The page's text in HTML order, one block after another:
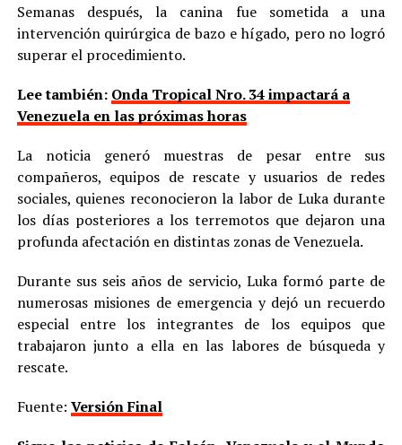
Semanas después, la canina fue sometida a una
intervención quirúrgica de bazo e hígado, pero no logró
superar el procedimiento.
Lee también: Onda Tropical Nro. 34 impactará a
Venezuela en las próximas horas
La noticia generó muestras de pesar entre sus
compañeros, equipos de rescate y usuarios de redes
sociales, quienes reconocieron la labor de Luka durante
los días posteriores a los terremotos que dejaron una
profunda afectación en distintas zonas de Venezuela.
Durante sus seis años de servicio, Luka formó parte de
numerosas misiones de emergencia y dejó un recuerdo
especial entre los integrantes de los equipos que
trabajaron junto a ella en las labores de búsqueda y
rescate.
Fuente: Versión Final